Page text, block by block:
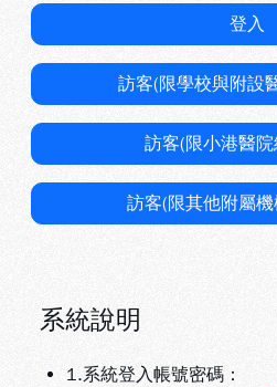
登入
訪客(限學校與附設
訪客(限小港醫
訪客(限其他附屬
系統說明
1.系統登入帳號密碼：